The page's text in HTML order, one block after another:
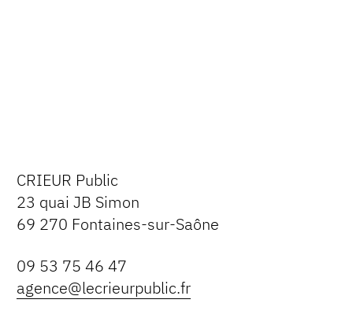
CRIEUR Public
23 quai JB Simon
69 270 Fontaines-sur-Saône
09 53 75 46 47
agence@lecrieurpublic.fr